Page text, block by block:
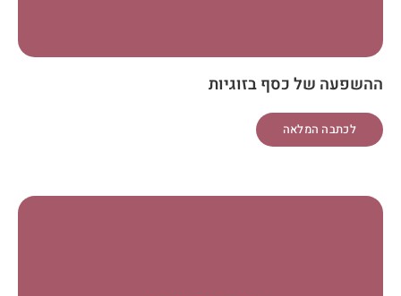
ההשפעה של כסף בזוגיות
לכתבה המלאה